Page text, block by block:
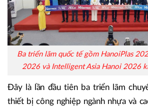
Ba triển lãm quốc tế gồm HanoiPlas
2026 và Intelligent Asia Hanoi 2026
Đây là lần đầu tiên ba triển lãm
thiết bị công nghiệp ngành nhựa và